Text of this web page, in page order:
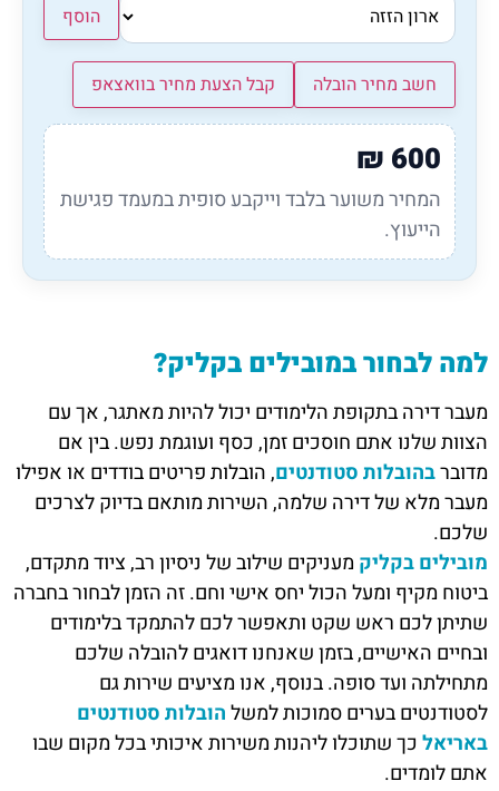
הוסף
חשב מחיר הובלה קבל הצעת מחיר בוואצאפ
600
₪
המחיר משוער בלבד וייקבע סופית במעמד פגישת
הייעוץ.
למה לבחור במובילים בקליק?
מעבר דירה בתקופת הלימודים יכול להיות מאתגר, אך עם
הצוות שלנו אתם חוסכים זמן, כסף ועוגמת נפש. בין אם
מדוברבהובלות סטודנטים, הובלות פריטים בודדים או אפילו
מעבר מלא של דירה שלמה, השירות מותאם בדיוק לצרכים
שלכם.
מובילים בקליק מעניקים שילוב של ניסיון רב, ציוד מתקדם,
ביטוח מקיף ומעל הכול יחס אישי וחם. זה הזמן לבחור בחברה
שתיתן לכם ראש שקט ותאפשר לכם להתמקד בלימודים
ובחיים האישיים, בזמן שאנחנו דואגים להובלה שלכם
מתחילתה ועד סופה. בנוסף, אנו מציעים שירות גם
לסטודנטים בערים סמוכות למשלהובלות סטודנטים
באריאלכך שתוכלו ליהנות משירות איכותי בכל מקום שבו
אתם לומדים.